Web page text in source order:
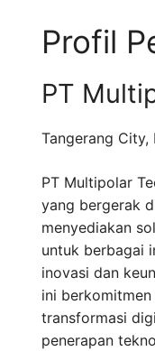
Profil
PT
Tangerang City,
PT Multipolar
yang bergerak
menyediakan
untuk berbagai
inovasi dan
ini
transformasi
penerapan